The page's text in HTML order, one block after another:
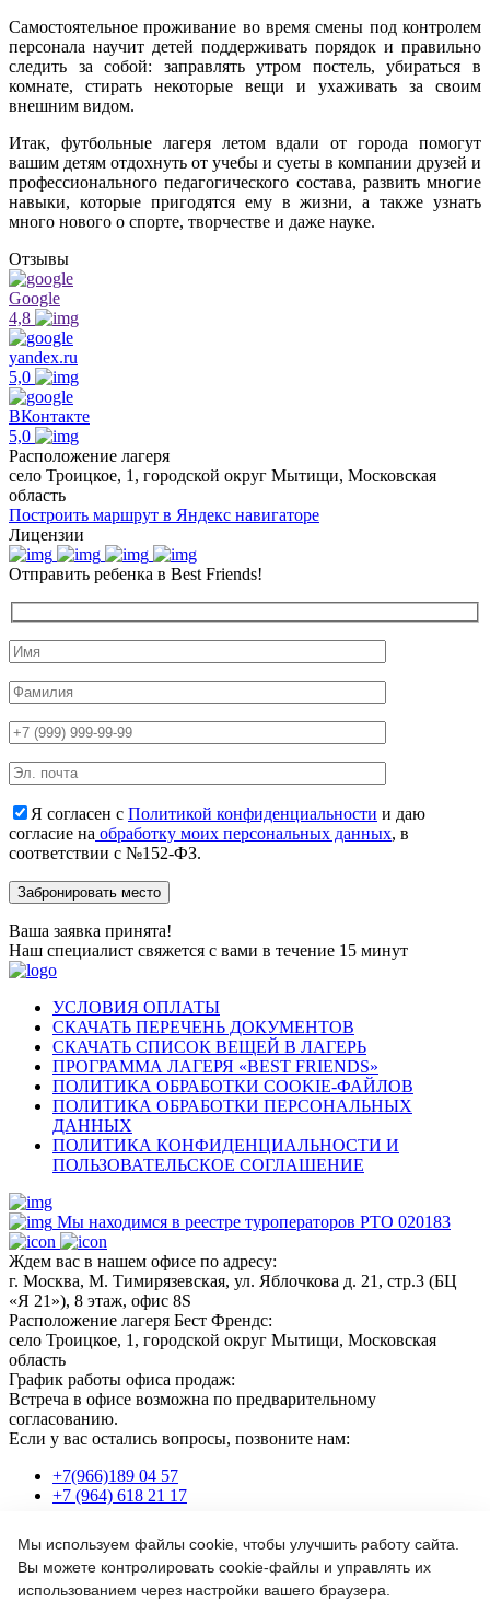
Самостоятельное проживание во время смены под контролем
персонала научит детей поддерживать порядок и правильно
следить за собой: заправлять утром постель, убираться в
комнате, стирать некоторые вещи и ухаживать за своим
внешним видом.
Итак, футбольные лагеря летом вдали от города помогут
вашим детям отдохнуть от учебы и суеты в компании друзей и
профессионального педагогического состава, развить многие
навыки, которые пригодятся ему в жизни, а также узнать
много нового о спорте, творчестве и даже науке.
Отзывы
Google
4,8
yandex.ru
5,0
ВКонтакте
5,0
Расположение лагеря
село Троицкое, 1, городской округ Мытищи, Московская
область
Построить маршрут в Яндекс навигаторе
Лицензии
Отправить ребенка в Best Friends!
Я согласен с Политикой конфиденциальности и даю
согласие на обработку моих персональных данных, в
соответствии с №152-ФЗ.
Ваша заявка принята!
Наш специалист свяжется с вами в течение 15 минут
УСЛОВИЯ ОПЛАТЫ
СКАЧАТЬ ПЕРЕЧЕНЬ ДОКУМЕНТОВ
СКАЧАТЬ СПИСОК ВЕЩЕЙ В ЛАГЕРЬ
ПРОГРАММА ЛАГЕРЯ «BEST FRIENDS»
ПОЛИТИКА ОБРАБОТКИ COOKIE-ФАЙЛОВ
ПОЛИТИКА ОБРАБОТКИ ПЕРСОНАЛЬНЫХ
ДАННЫХ
ПОЛИТИКА КОНФИДЕНЦИАЛЬНОСТИ И
ПОЛЬЗОВАТЕЛЬСКОЕ СОГЛАШЕНИЕ
Мы находимся в реестре туроператоров РТО 020183
Ждем вас в нашем офисе по адресу:
г. Москва, М. Тимирязевская, ул. Яблочкова д. 21, стр.3 (БЦ
«Я 21»), 8 этаж, офис 8S
Расположение лагеря Бест Френдс:
село Троицкое, 1, городской округ Мытищи, Московская
область
График работы офиса продаж:
Встреча в офисе возможна по предварительному
согласованию.
Если у вас остались вопросы, позвоните нам:
+7(966)189 04 57
+7 (964) 618 21 17
Или пишите нам на почту:
info@bf-camp.ru
Мы используем файлы cookie, чтобы улучшить работу сайта.
Вы можете контролировать cookie-файлы и управлять их
использованием через настройки вашего браузера.